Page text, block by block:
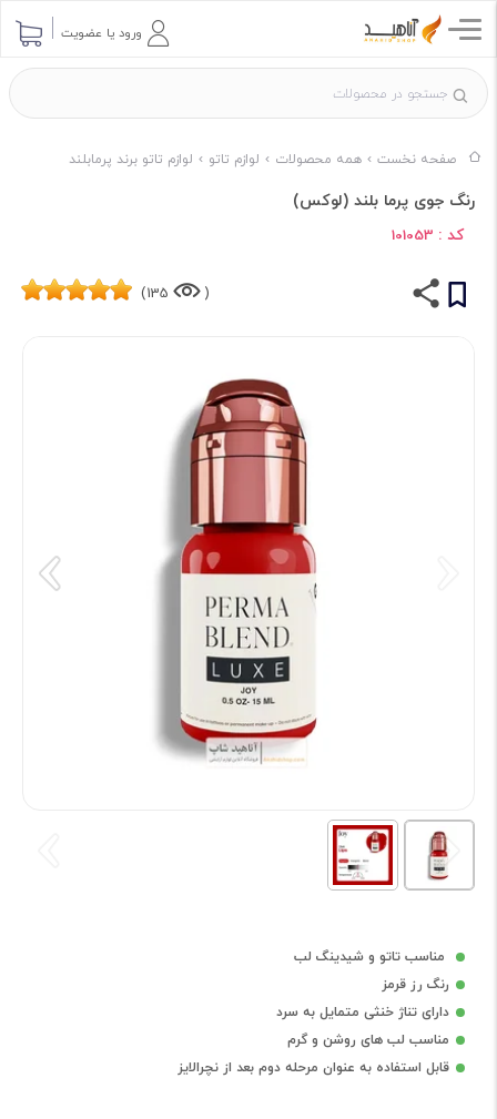
ورود یا عضویت
صفحه نخست همه محصولات لوازم تاتو لوازم تاتو برند پرمابلند
رنگ جوی پرما بلند (لوکس)
کد : 101053
(
135)
مناسب تاتو و شیدینگ لب
رنگ رز قرمز
دارای تناژ خنثی متمایل به سرد
مناسب لب های روشن و گرم
قابل استفاده به عنوان مرحله دوم بعد از نچرالایز